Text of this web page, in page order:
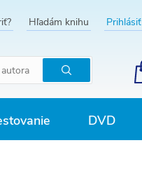
Hľadám knihu Prihlásiť
Hľadať
DVD